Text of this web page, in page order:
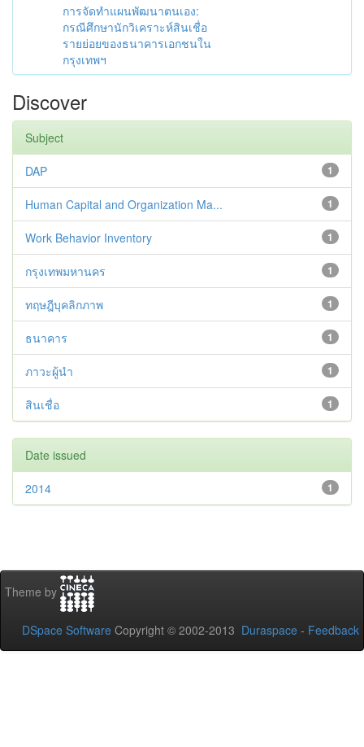
การจัดทำแผนพัฒนาตนเอง:
กรณีศึกษานักวิเคราะห์สินเชื่อ
รายย่อยของธนาคารเอกชนใน
กรุงเทพฯ
Discover
Subject
1
DAP
1
Human Capital and Organization Ma...
1
Work Behavior Inventory
1
กรุงเทพมหานคร
1
ทฤษฎีบุคลิกภาพ
1
ธนาคาร
1
ภาวะผู้นำ
1
สินเชื่อ
Date issued
1
2014
Theme by
DSpace Software Copyright © 2002-2013 Duraspace - Feedback